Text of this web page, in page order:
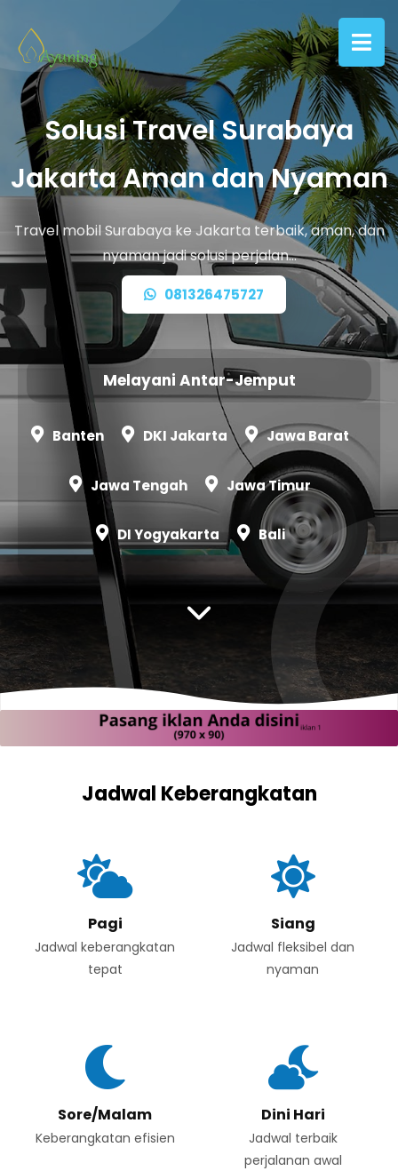
Solusi Travel Surabaya
Jakarta Aman dan Nyaman
Travel mobil Surabaya ke Jakarta terbaik, aman, dan
nyaman jadi solusi perjalan…
081326475727
Melayani Antar-Jemput
Banten DKI Jakarta Jawa Barat
Jawa Tengah Jawa Timur
DI Yogyakarta Bali
Jadwal Keberangkatan
Pagi
Jadwal keberangkatan
tepat
Siang
Jadwal fleksibel dan
nyaman
Sore/Malam
Keberangkatan efisien
Dini Hari
Jadwal terbaik
perjalanan awal